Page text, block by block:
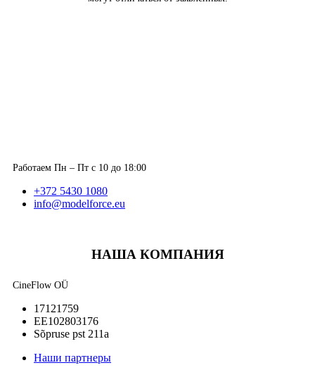
Работаем Пн – Пт с 10 до 18:00
+372 5430 1080
info@modelforce.eu
НАША КОМПАНИЯ
CineFlow OÜ
17121759
EE102803176
Sõpruse pst 211a
Наши партнеры